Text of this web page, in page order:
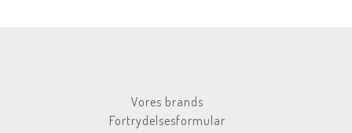
Vores brands
Fortrydelsesformular